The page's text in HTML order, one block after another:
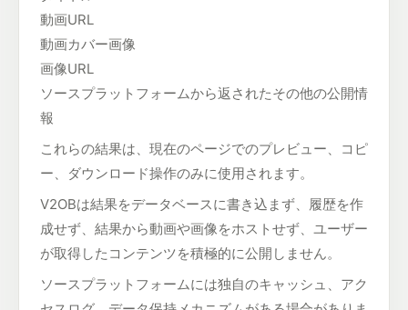
動画URL
動画カバー画像
画像URL
ソースプラットフォームから返されたその他の公開情
報
これらの結果は、現在のページでのプレビュー、コピ
ー、ダウンロード操作のみに使用されます。
V2OBは結果をデータベースに書き込まず、履歴を作
成せず、結果から動画や画像をホストせず、ユーザー
が取得したコンテンツを積極的に公開しません。
ソースプラットフォームには独自のキャッシュ、アク